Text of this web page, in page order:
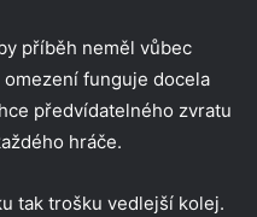
příběh neměl vůbec
funguje docela
předvídatelného zvratu
hráče.
tak trošku vedlejší kolej.